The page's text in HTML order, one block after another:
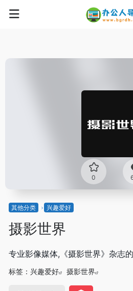
0
其他分类 兴趣爱好
摄影世界
专业影像媒体,《摄影世界》杂志
标签： 兴趣爱好 摄影世界